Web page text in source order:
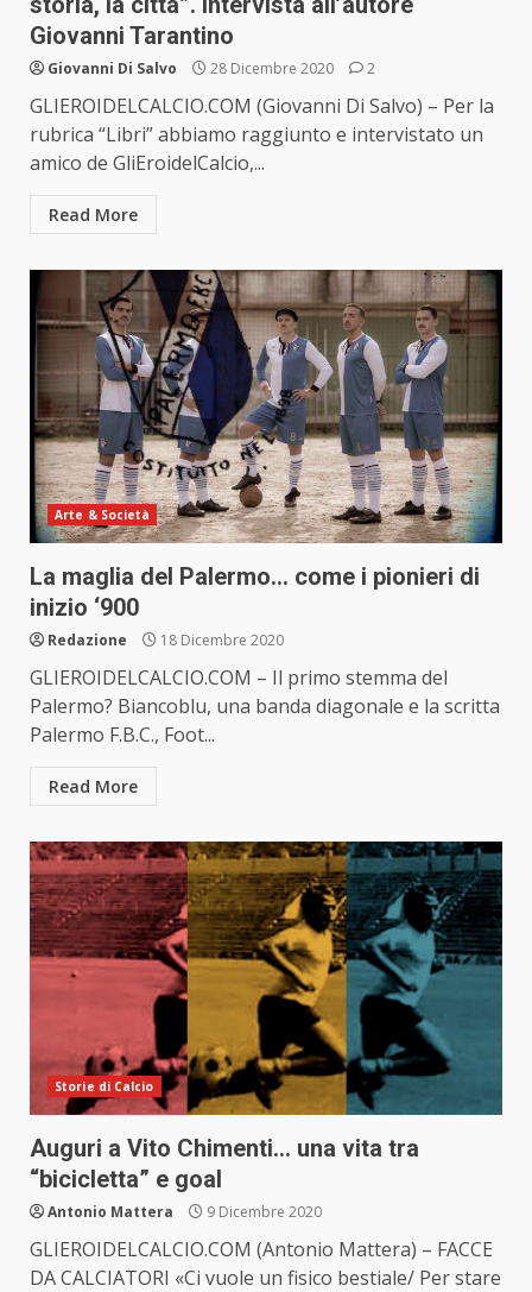
Giovanni Tarantino
Giovanni Di Salvo 28 Dicembre 2020 2
GLIEROIDELCALCIO.COM (Giovanni Di Salvo) – Per la
rubrica “Libri” abbiamo raggiunto e intervistato un
amico de GliEroidelCalcio,...
Read More
Arte & Società
La maglia del Palermo… come i pionieri di
inizio ‘900
Redazione 18 Dicembre 2020
GLIEROIDELCALCIO.COM – Il primo stemma del
Palermo? Biancoblu, una banda diagonale e la scritta
Palermo F.B.C., Foot...
Read More
Storie di Calcio
Auguri a Vito Chimenti… una vita tra
“bicicletta” e goal
Antonio Mattera 9 Dicembre 2020
GLIEROIDELCALCIO.COM (Antonio Mattera) – FACCE
DA CALCIATORI «Ci vuole un fisico bestiale/ Per stare